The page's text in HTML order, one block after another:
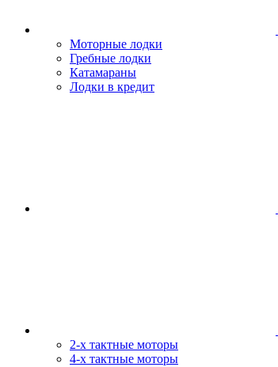
Моторные лодки
Гребные лодки
Катамараны
Лодки в кредит
2-х тактные моторы
4-х тактные моторы